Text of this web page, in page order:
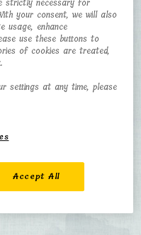
POIDS
2,1 kg
strictly necessary for
your consent, we will also
usage, enhance
use these buttons to
of cookies are treated,
settings at any time, please
Accept All